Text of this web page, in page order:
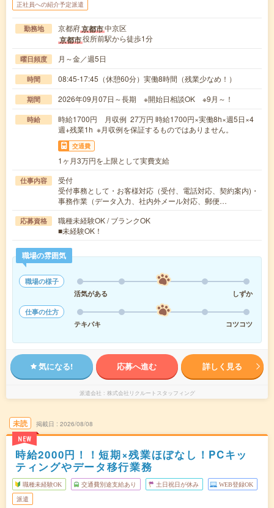
正社員への紹介予定派遣
勤務地 京都府京都市中京区
京都市役所前駅から徒歩1分
曜日頻度 月～金／週5日
時間 08:45-17:45（休憩60分）実働8時間（残業少なめ！）
期間 2026年09月07日～長期 ※開始日相談OK ※9月～！
時給
時給1700円 月収例 27万円 時給1700円×実働8h×週5日×4
週+残業1h ※月収例を保証するものではありません。
交通費
1ヶ月3万円を上限として実費支給
仕事内容
受付
受付事務として・お客様対応（受付、電話対応、契約案内)・
事務作業（データ入力、社内外メール対応、郵便…
応募資格
職種未経験OK / ブランクOK
■未経験OK！
職場の雰囲気
職場の様子
活気がある
しずか
仕事の仕方
テキパキ
コツコツ
気になる! 応募へ進む 詳しく見る
派遣会社 株式会社リクルートスタッフィング
未読
NEW
掲載日 2026/08/08
時給2000円！！短期×残業ほぼなし！PCキッ
ティングやデータ移行業務
職種未経験OK 交通費別途支給あり 土日祝日が休み WEB登録OK
派遣